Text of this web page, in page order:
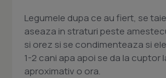
Legumele dupa ce au fiert, se
aseaza in straturi peste
si orez si se condimenteaza si
1-2 cani apa apoi se da la cuptor
aproximativ o ora.